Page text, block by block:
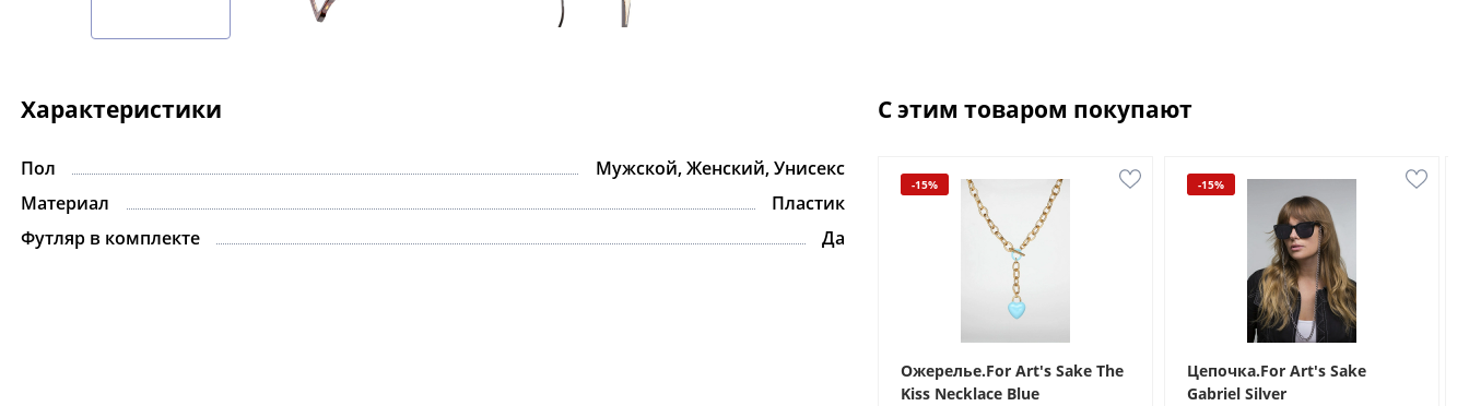
Характеристики
Пол
Мужской, Женский, Унисекс
Материал
Пластик
Футляр в комплекте
Да
С этим товаром покупают
-15%
Ожерелье.For Art's Sake The
Kiss Necklace Blue
-15%
Цепочка.For Art's Sake
Gabriel Silver